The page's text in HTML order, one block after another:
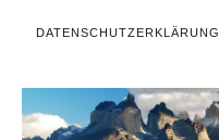
DATENSCHUTZERKLÄRUNG